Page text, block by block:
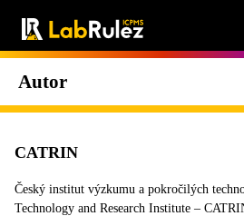
Autor
CATRIN
Český institut výzkumu a pokročilých
Technology and Research Institute –